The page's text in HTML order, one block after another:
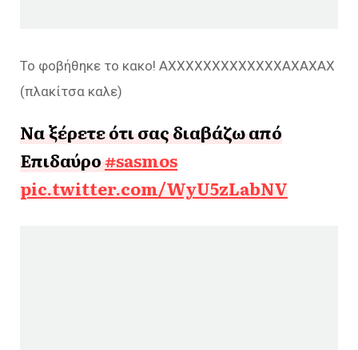
Το φοβήθηκε το κακο! ΑΧΧΧΧΧΧΧΧΧΧΧΧΧΑΧΑΧΑΧ
(πλακίτσα καλε)
Να ξέρετε ότι σας διαβάζω από
Επιδαύρο#sasmos
pic.twitter.com/WyU5zLabNV